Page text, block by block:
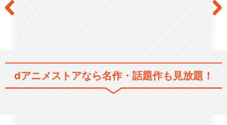
dアニメストアなら名作・話題作も見放題！